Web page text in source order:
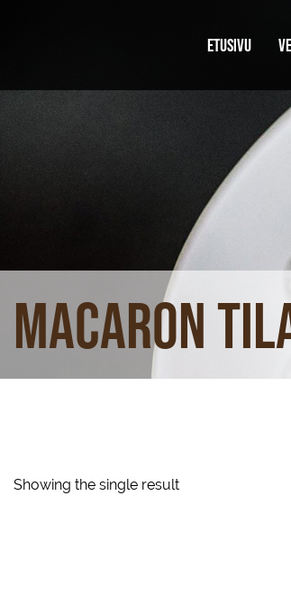
ETUSIVU
macaron
Showing the single result